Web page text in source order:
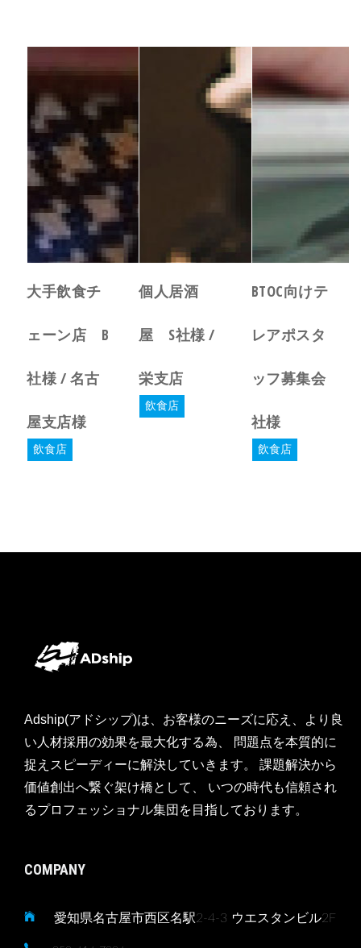
大手飲食チ
ェーン店 B
社様 / 名古
屋支店様
飲食店
個人居酒
屋 S社様 /
栄支店
飲食店
BTOC向けテ
レアポスタ
ッフ募集会
社様
飲食店
Adship(アドシップ)は、お客様のニーズに応え、より良
い人材採用の効果を最大化する為、 問題点を本質的に
捉えスピーディーに解決していきます。 課題解決から
価値創出へ繋ぐ架け橋として、 いつの時代も信頼され
るプロフェッショナル集団を目指しております。
COMPANY
愛知県名古屋市西区名駅2-4-3 ウエスタンビル2F